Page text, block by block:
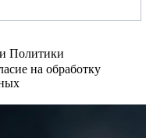
Политики
на обработку